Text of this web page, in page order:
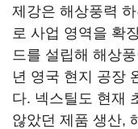
제강은 해상풍력
로 사업 영역을 확
드를 설립해 해상
년 영국 현지 공장
다. 넥스틸도 현재
않았던 제품 생산,